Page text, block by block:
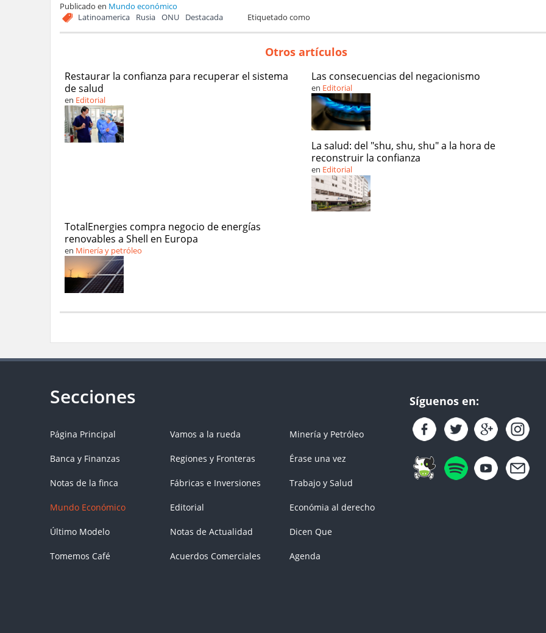
Publicado en Mundo económico
Etiquetado como
Latinoamerica Rusia ONU Destacada
Otros artículos
Restaurar la confianza para recuperar el sistema
de salud
en Editorial
Las consecuencias del negacionismo
en Editorial
La salud: del "shu, shu, shu" a la hora de
reconstruir la confianza
en Editorial
TotalEnergies compra negocio de energías
renovables a Shell en Europa
en Minería y petróleo
Página Principal
Banca y Finanzas
Notas de la finca
Mundo Económico
Último Modelo
Tomemos Café
Vamos a la rueda
Regiones y Fronteras
Fábricas e Inversiones
Editorial
Notas de Actualidad
Acuerdos Comerciales
Minería y Petróleo
Érase una vez
Trabajo y Salud
Económia al derecho
Dicen Que
Agenda
Síguenos en: